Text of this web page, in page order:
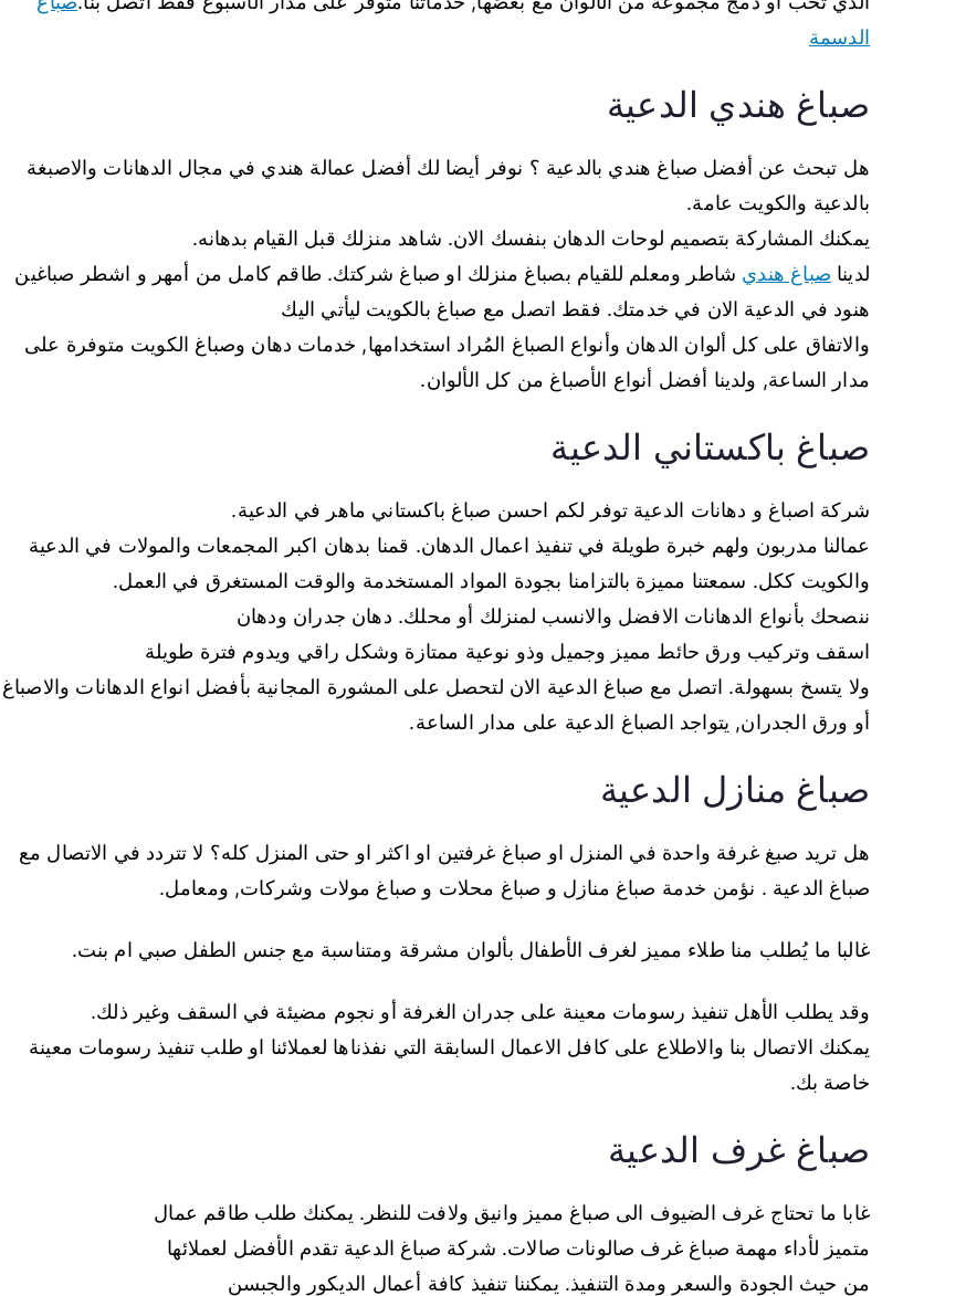
الدسمة
صباغ هندي الدعية
هل تبحث عن أفضل صباغ هندي بالدعية ؟ نوفر أيضا لك أفضل عمالة هندي في مجال الدهانات والاصبغة
بالدعية والكويت عامة.
يمكنك المشاركة بتصميم لوحات الدهان بنفسك الان. شاهد منزلك قبل القيام بدهانه.
لدينا صباغ هندي شاطر ومعلم للقيام بصباغ منزلك او صباغ شركتك. طاقم كامل من أمهر و اشطر صباغين
هنود في الدعية الان في خدمتك. فقط اتصل مع صباغ بالكويت ليأتي اليك
والاتفاق على كل ألوان الدهان وأنواع الصباغ المُراد استخدامها, خدمات دهان وصباغ الكويت متوفرة على
مدار الساعة, ولدينا أفضل أنواع الأصباغ من كل الألوان.
صباغ باكستاني الدعية
شركة اصباغ و دهانات الدعية توفر لكم احسن صباغ باكستاني ماهر في الدعية.
عمالنا مدربون ولهم خبرة طويلة في تنفيذ اعمال الدهان. قمنا بدهان اكبر المجمعات والمولات في الدعية
والكويت ككل. سمعتنا مميزة بالتزامنا بجودة المواد المستخدمة والوقت المستغرق في العمل.
ننصحك بأنواع الدهانات الافضل والانسب لمنزلك أو محلك. دهان جدران ودهان
اسقف وتركيب ورق حائط مميز وجميل وذو نوعية ممتازة وشكل راقي ويدوم فترة طويلة
ولا يتسخ بسهولة. اتصل مع صباغ الدعية الان لتحصل على المشورة المجانية بأفضل انواع الدهانات والاصباغ
أو ورق الجدران, يتواجد الصباغ الدعية على مدار الساعة.
صباغ منازل الدعية
هل تريد صبغ غرفة واحدة في المنزل او صباغ غرفتين او اكثر او حتى المنزل كله؟ لا تتردد في الاتصال مع
صباغ الدعية . نؤمن خدمة صباغ منازل و صباغ محلات و صباغ مولات وشركات, ومعامل.
غالبا ما يُطلب منا طلاء مميز لغرف الأطفال بألوان مشرقة ومتناسبة مع جنس الطفل صبي ام بنت.
وقد يطلب الأهل تنفيذ رسومات معينة على جدران الغرفة أو نجوم مضيئة في السقف وغير ذلك.
يمكنك الاتصال بنا والاطلاع على كافل الاعمال السابقة التي نفذناها لعملائنا او طلب تنفيذ رسومات معينة
خاصة بك.
صباغ غرف الدعية
غابا ما تحتاج غرف الضيوف الى صباغ مميز وانيق ولافت للنظر. يمكنك طلب طاقم عمال
متميز لأداء مهمة صباغ غرف صالونات صالات. شركة صباغ الدعية تقدم الأفضل لعملائها
من حيث الجودة والسعر ومدة التنفيذ. يمكننا تنفيذ كافة أعمال الديكور والجبسن